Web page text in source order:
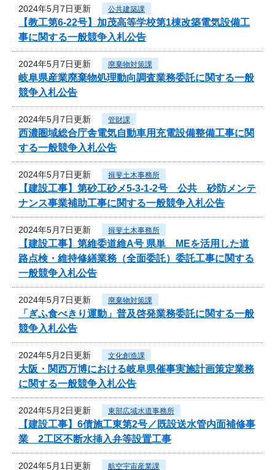
2024年5月7日更新 公共建築課
【教工第6-22号】加茂高等学校第1棟改築電気設備工
事に関する一般競争入札公告
2024年5月7日更新 廃棄物対策課
岐阜県産業廃棄物処理動向調査業務委託に関する一般
競争入札公告
2024年5月7日更新 管財課
西濃圏域総合庁舎電気自動車用充電設備整備工事に関
する一般競争入札公告
2024年5月7日更新 揖斐土木事務所
【建設工事】第砂工砂メ5-3-1-2号 公共 砂防メンテ
ナンス事業補助工事に関する一般競争入札公告
2024年5月7日更新 揖斐土木事務所
【建設工事】第維委道維A号 県単 MEを活用した道
路点検・維持修繕業務（全面委託）委託工事に関する
一般競争入札公告
2024年5月7日更新 廃棄物対策課
「ぎふ食べきり運動」普及啓発業務委託に関する一般
競争入札公告
2024年5月2日更新 文化創造課
大阪・関西万博における岐阜県催事実施計画策定業務
に関する一般競争入札公告
2024年5月2日更新 東部広域水道事務所
【建設工事】6債施工東第2号／既設送水管内面補修事
業 2工区不断水挿入弁等設置工事
2024年5月1日更新 航空宇宙産業課